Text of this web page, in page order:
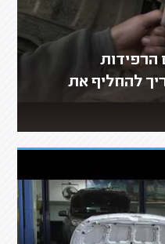
להחליף את